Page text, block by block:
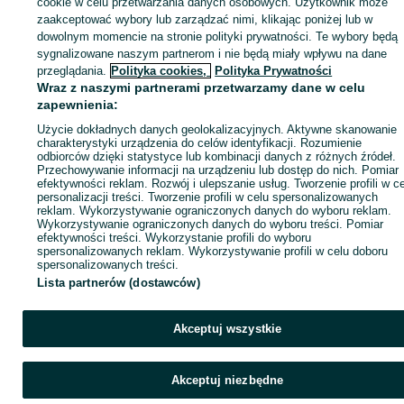
Zaloguj się / Załóż konto
Wyślij wiadomość Kup
zaakceptować wybory lub zarządzać nimi, klikając poniżej lub w
dowolnym momencie na stronie polityki prywatności. Te wybory będą
sygnalizowane naszym partnerom i nie będą miały wpływu na dane
przeglądania. Polityka cookies, Polityka Prywatności
Wraz z naszymi partnerami przetwarzamy dane w celu
zapewnienia:
Użycie dokładnych danych geolokalizacyjnych. Aktywne skanowanie
charakterystyki urządzenia do celów identyfikacji. Rozumienie
odbiorców dzięki statystyce lub kombinacji danych z różnych źródeł.
Przechowywanie informacji na urządzeniu lub dostęp do nich. Pomiar
efektywności reklam. Rozwój i ulepszanie usług. Tworzenie profili w
personalizacji treści. Tworzenie profili w celu spersonalizowanych
reklam. Wykorzystywanie ograniczonych danych do wyboru reklam.
Wykorzystywanie ograniczonych danych do wyboru treści. Pomiar
efektywności treści. Wykorzystanie profili do wyboru
spersonalizowanych reklam. Wykorzystywanie profili w celu doboru
spersonalizowanych treści.
Lista partnerów (dostawców)
Akceptuj wszystkie
Akceptuj niezbędne